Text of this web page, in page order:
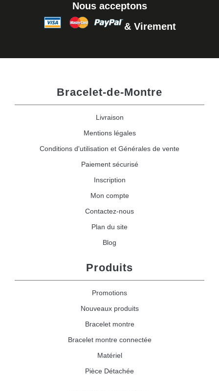
Nous acceptons
& Virement
Bracelet-de-Montre
Livraison
Mentions légales
Conditions d'utilisation et Générales de vente
Paiement sécurisé
Inscription
Mon compte
Contactez-nous
Plan du site
Blog
Produits
Promotions
Nouveaux produits
Bracelet montre
Bracelet montre connectée
Matériel
Pièce Détachée